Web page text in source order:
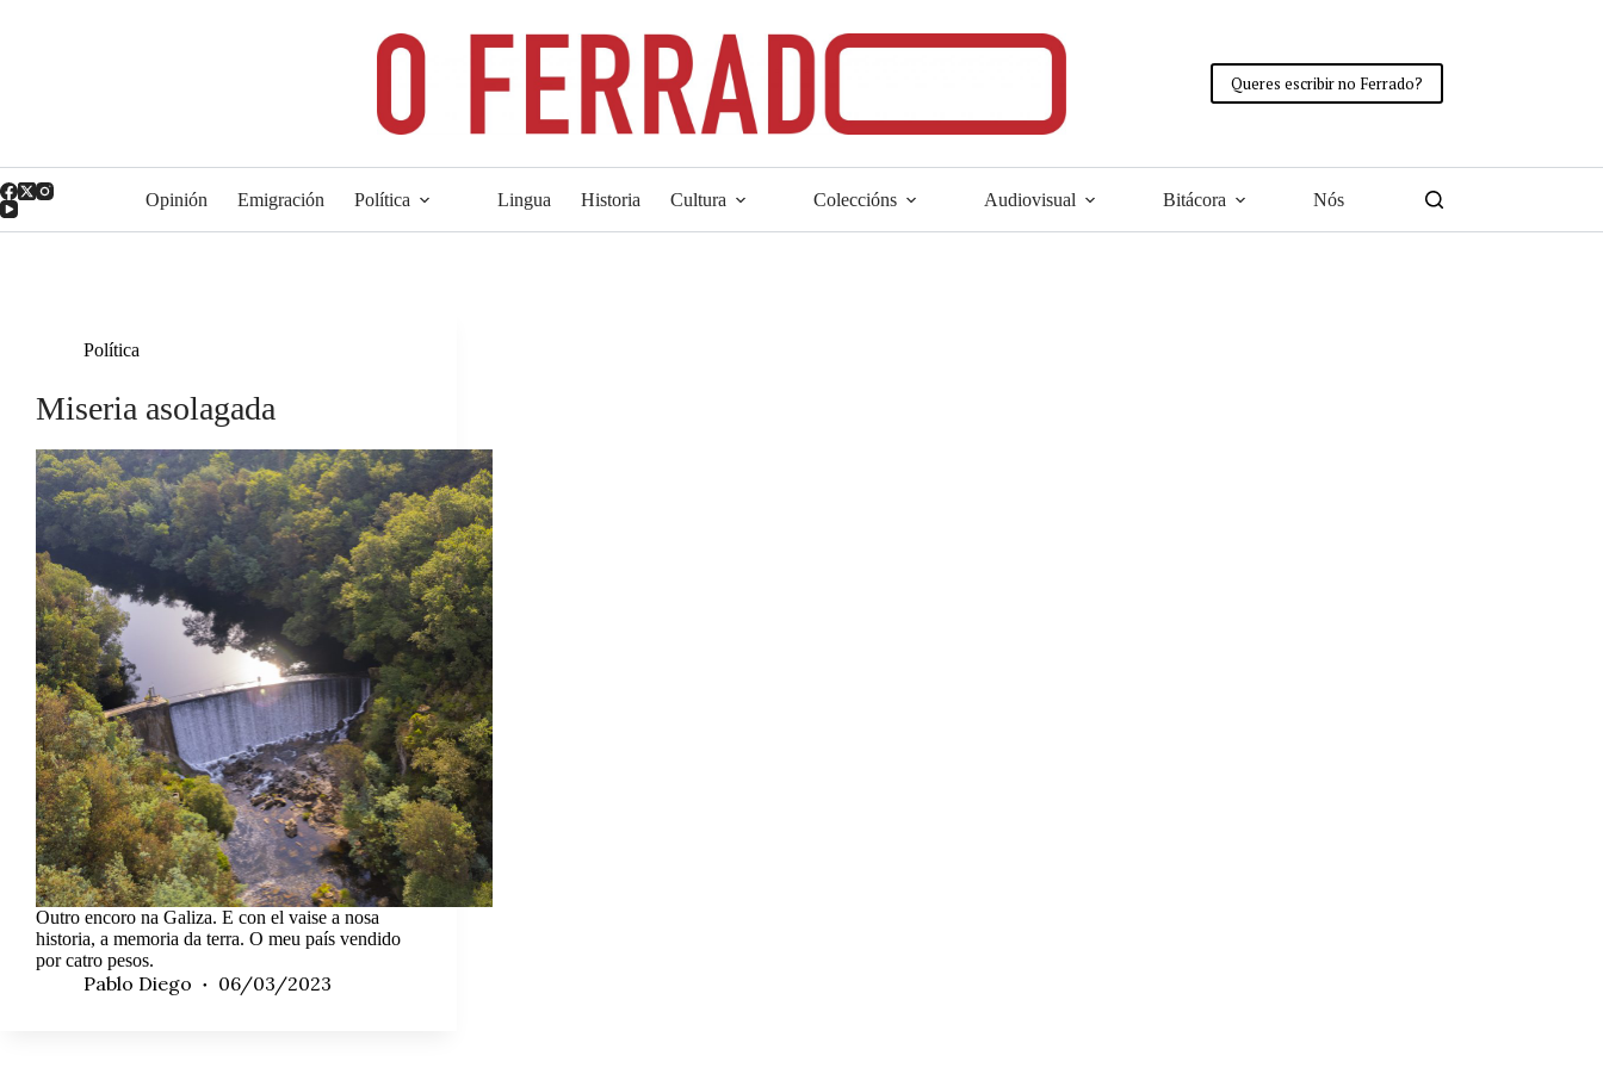
Queres escribir no Ferrado?
Opinión Emigración Política Lingua Historia Cultura Coleccións Audiovisual Bitácora Nós
Política
Miseria asolagada
Outro encoro na Galiza. E con el vaise a nosa
historia, a memoria da terra. O meu país vendido
por catro pesos.
Pablo Diego 06/03/2023